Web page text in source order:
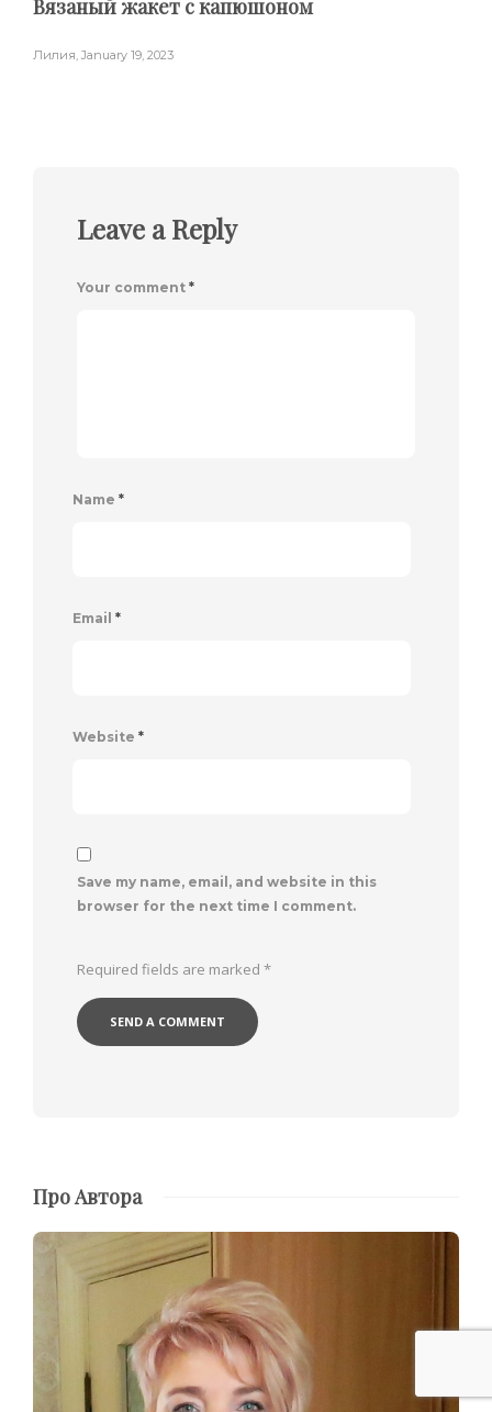
Вязаный жакет с капюшоном
Лилия, January 19, 2023
Leave a Reply
Your comment *
Name *
Email *
Website *
Save my name, email, and website in this
browser for the next time I comment.
Required fields are marked *
Про Автора